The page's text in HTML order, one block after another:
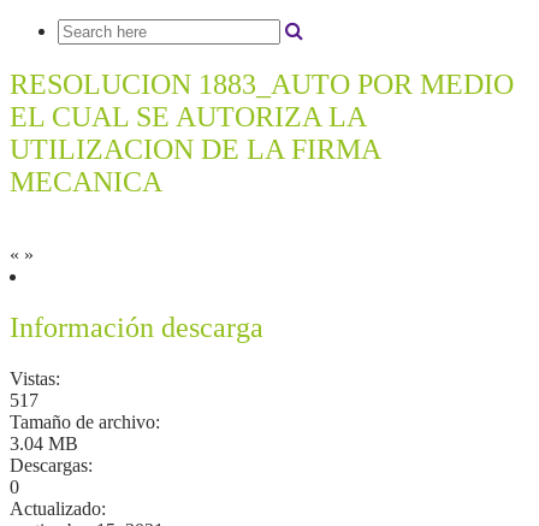
RESOLUCION 1883_AUTO POR MEDIO
EL CUAL SE AUTORIZA LA
UTILIZACION DE LA FIRMA
MECANICA
« »
Información descarga
Vistas:
517
Tamaño de archivo:
3.04 MB
Descargas:
0
Actualizado: